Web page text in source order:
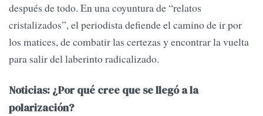
después de todo. En una coyuntura de “relatos
cristalizados”, el periodista defiende el camino de ir por
los matices, de combatir las certezas y encontrar la vuelta
para salir del laberinto radicalizado.
Noticias: ¿Por qué cree que se llegó a la
polarización?